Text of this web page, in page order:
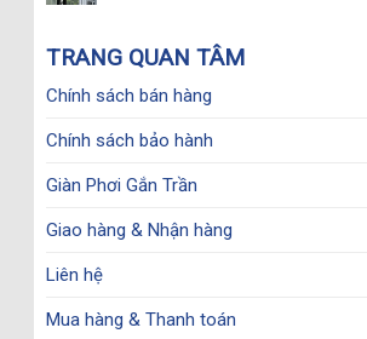
TRANG QUAN TÂM
Chính sách bán hàng
Chính sách bảo hành
Giàn Phơi Gắn Trần
Giao hàng & Nhận hàng
Liên hệ
Mua hàng & Thanh toán